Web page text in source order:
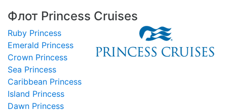
Флот Princess Cruises
Ruby Princess
Emerald Princess
Crown Princess
Sea Princess
Caribbean Princess
Island Princess
Dawn Princess